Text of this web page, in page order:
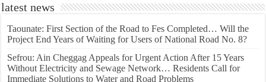
latest news
Taounate: First Section of the Road to Fes Completed… Will the
Project End Years of Waiting for Users of National Road No. 8?
Sefrou: Ain Cheggag Appeals for Urgent Action After 15 Years
Without Electricity and Sewage Network… Residents Call for
Immediate Solutions to Water and Road Problems